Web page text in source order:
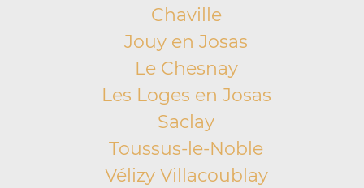
Chaville
Jouy en Josas
Le Chesnay
Les Loges en Josas
Saclay
Toussus-le-Noble
Vélizy Villacoublay